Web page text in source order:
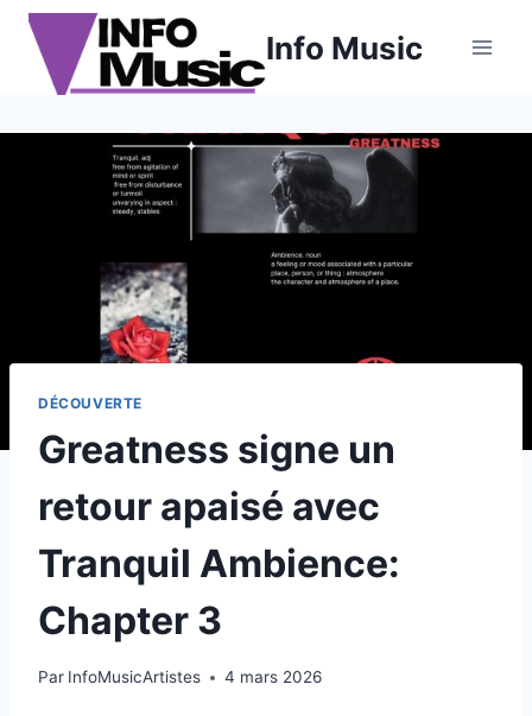
Aller
contenu
Info Music
DÉCOUVERTE
Greatness signe un
retour apaisé avec
Tranquil Ambience:
Chapter 3
Par InfoMusicArtistes 4 mars 2026